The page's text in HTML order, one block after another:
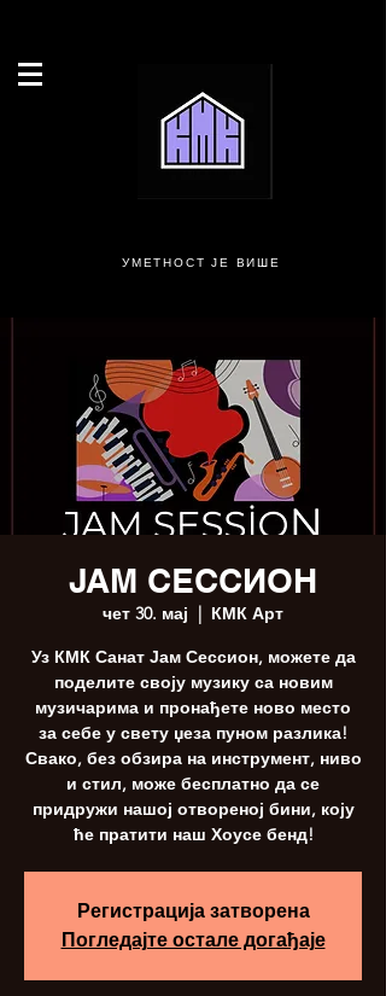
УМЕТНОСТ ЈЕ ВИШЕ
ЈАМ СЕССИОН
чет 30. мај
  |
КМК Арт
Уз КМК Санат Јам Сессион, можете да
поделите своју музику са новим
музичарима и пронађете ново место
за себе у свету џеза пуном разлика!
Свако, без обзира на инструмент, ниво
и стил, може бесплатно да се
придружи нашој отвореној бини, коју
ће пратити наш Хоусе бенд!
Регистрација затворена
Погледајте остале догађаје